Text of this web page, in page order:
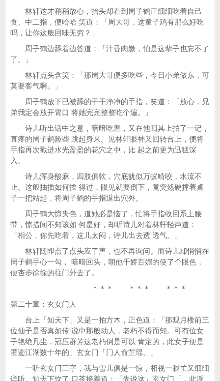
林轩这才稍稍放心，抬头却看到周子鹤正细细吃着自己
食、中二指，便哈哈 笑道：「周大哥，这童子鸡有那么好吃
吗，让你这般回味无穷？」
周子鹤边舔着边答道：「汁香肉嫩，怕是这辈子也忘不了
了。」
林轩点头含笑：「那周大哥便多吃些，今日小弟做东，可
莫要客气啊。」
周子鹤放下已被舔的干干净净的手指，笑道：「放心，兄
弟我定会放开胃口 将她完完整整吃个遍。」
诗儿听出话中之意，暗暗吃羞，又在他阳具上拍了一记，
直疼的周子鹤险些 跳起身来。见林轩眼神又回转台上，便将
手指再次戳进水光盈盈的花穴之中，比 起之前更为迅猛深
入。
诗儿浑身酸麻，四肢俱软，穴底犹似万蚁啃咬，水流不
止。这般抽插如何挨 得过，眼见就要倒下，竟突然硬撑着桌
子一把站起，将周子鹤的手指退出穴外。
周子鹤大惊失色，道她必是恼了，忙将手指收回系上腰
带，惊措间不知该如 何是好，却听诗儿对着林轩轻声道：
「相公，你先吃着，这儿太闷，诗儿出去透 透气。」
林轩随即点了点头应了声，也不再询问。而诗儿却悄悄在
周子鹤手心一勾， 暗暗回头，朝他千娇百媚的使了个眼色，
便杏步徐徐的往门外去了。
＊＊＊ ＊＊＊ ＊＊＊
第二十章：玄女门人
台上「知天下」又是一拍方木，正色道：「那观月楼前三
位仙子是否真如传 说中那般动人，老朽不得而知。可有位女
子艳绝凡尘，冠压群芳这老朽倒是可以 肯定的，此女子便是
匿迹江湖数十年的」玄女门「门人俞芷瑶。」
一听玄女门三字，我与雪儿俱是一惊，相视一眼忙又细细
详听。知天下饮了 口茶接着道：「先说这」玄女门「，此派